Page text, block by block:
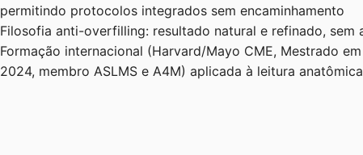
permitindo protocolos integrados sem encaminhamento
Filosofia anti-overfilling: resultado natural e refinado, sem
Formação internacional (Harvard/Mayo CME, Mestrado
2024, membro ASLMS e A4M) aplicada à leitura